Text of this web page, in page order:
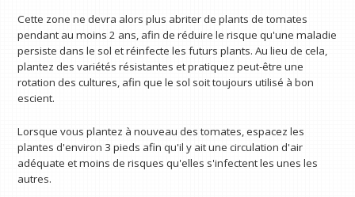
Cette zone ne devra alors plus abriter de plants de tomates
pendant au moins 2 ans, afin de réduire le risque qu'une maladie
persiste dans le sol et réinfecte les futurs plants. Au lieu de cela,
plantez des variétés résistantes et pratiquez peut-être une
rotation des cultures, afin que le sol soit toujours utilisé à bon
escient.
Lorsque vous plantez à nouveau des tomates, espacez les
plantes d'environ 3 pieds afin qu'il y ait une circulation d'air
adéquate et moins de risques qu'elles s'infectent les unes les
autres.